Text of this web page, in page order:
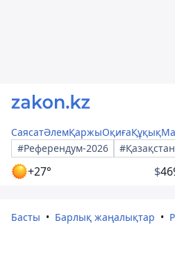
СаясатӘлемҚаржыОқиғаҚұқық
#Референдум-2026
+27° $
Басты Барлық жаңалықтар